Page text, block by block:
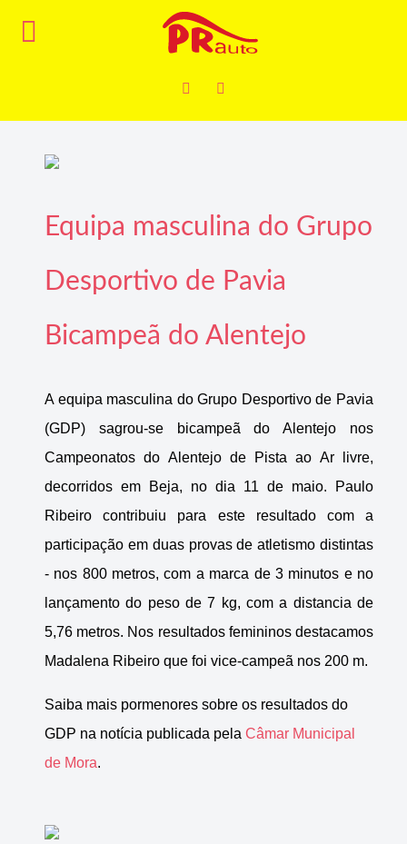
Equipa masculina do Grupo
Desportivo de Pavia
Bicampeã do Alentejo
A equipa masculina do Grupo Desportivo de Pavia
(GDP) sagrou-se bicampeã do Alentejo nos
Campeonatos do Alentejo de Pista ao Ar livre,
decorridos em Beja, no dia 11 de maio. Paulo
Ribeiro contribuiu para este resultado com a
participação em duas provas de atletismo distintas
- nos 800 metros, com a marca de 3 minutos e no
lançamento do peso de 7 kg, com a distancia de
5,76 metros. Nos resultados femininos destacamos
Madalena Ribeiro que foi vice-campeã nos 200 m.
Saiba mais pormenores sobre os resultados do
GDP na notícia publicada pela Câmar Municipal
de Mora.